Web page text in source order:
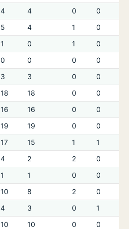
4 4 0
0
5 4 1
0
1 0 1
0
0 0 0
0
3 3 0
0
18 18 0
0
16 16 0
0
19 19 0
0
17 15 1
1
4 2 2
0
1 1 0
0
10 8 2
0
4 3 0
1
10 10 0
0